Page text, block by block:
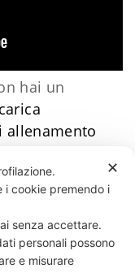
hai un
allenamento
✕
i cookie premendo i
senza accettare.
personali possono
e misurare